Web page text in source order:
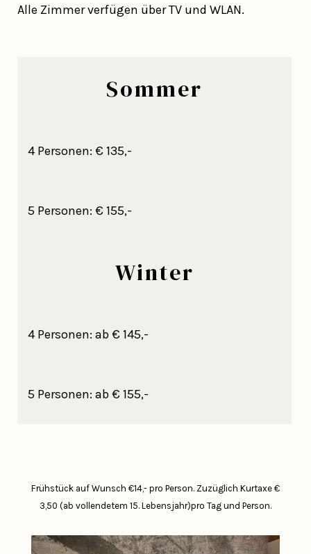
Alle Zimmer verfügen über TV und WLAN.
Sommer
4 Personen: € 135,-
5 Personen: € 155,-
Winter
4 Personen: ab € 145,-
5 Personen: ab € 155,-
Frühstück auf Wunsch €14,- pro Person. Zuzüglich Kurtaxe €
3,50 (ab vollendetem 15. Lebensjahr)pro Tag und Person.